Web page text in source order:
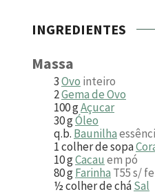
INGREDIENTES
Massa
3Ovo inteiro
2Gema de Ovo
100gAçucar
30gÓleo
q.b. Baunilha
1colher de sopa
10gCacau em pó
80gFarinha T55 s/
½colher de cháSal